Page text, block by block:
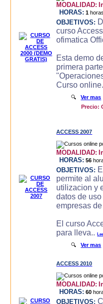
MODALIDAD:
HORAS: 1
OBJETIVOS:
curso
ofimatica
Esta demo
primera
Curso
🔍Ver mas
Precio:
ACCESS 2007
MODALIDAD:
HORAS: 56
OBJETIVOS:
permite al
utilizacion y
datos de
empresas
El curso
para lleva..
🔍Ver mas
ACCESS 2010
MODALIDAD:
HORAS: 60
OBJETIVOS: